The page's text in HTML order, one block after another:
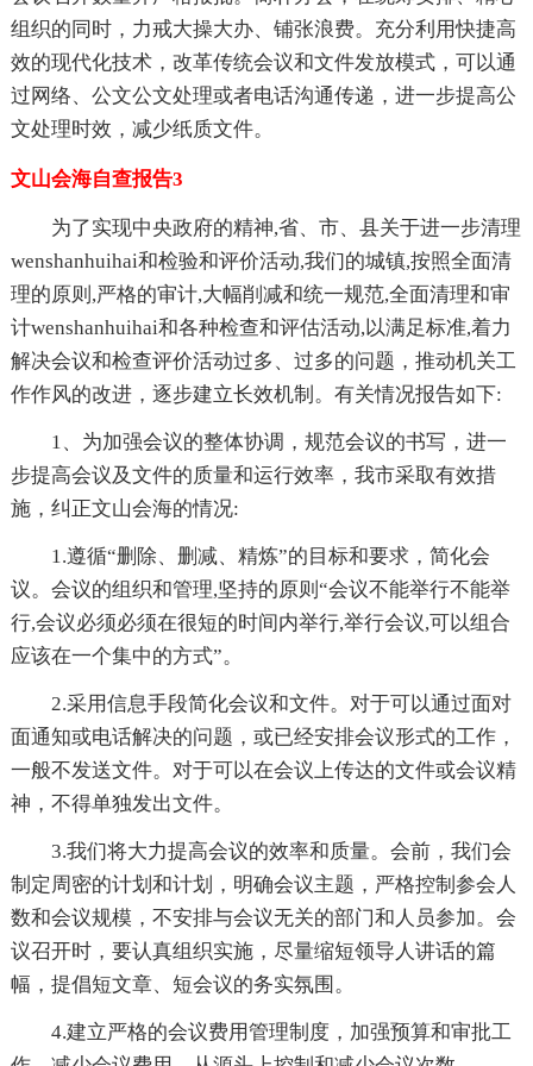
组织的同时，力戒大操大办、铺张浪费。充分利用快捷高
效的现代化技术，改革传统会议和文件发放模式，可以通
过网络、公文公文处理或者电话沟通传递，进一步提高公
文处理时效，减少纸质文件。
文山会海自查报告3
为了实现中央政府的精神,省、市、县关于进一步清理
wenshanhuihai和检验和评价活动,我们的城镇,按照全面清
理的原则,严格的审计,大幅削减和统一规范,全面清理和审
计wenshanhuihai和各种检查和评估活动,以满足标准,着力
解决会议和检查评价活动过多、过多的问题，推动机关工
作作风的改进，逐步建立长效机制。有关情况报告如下:
1、为加强会议的整体协调，规范会议的书写，进一
步提高会议及文件的质量和运行效率，我市采取有效措
施，纠正文山会海的情况:
1.遵循“删除、删减、精炼”的目标和要求，简化会
议。会议的组织和管理,坚持的原则“会议不能举行不能举
行,会议必须必须在很短的时间内举行,举行会议,可以组合
应该在一个集中的方式”。
2.采用信息手段简化会议和文件。对于可以通过面对
面通知或电话解决的问题，或已经安排会议形式的工作，
一般不发送文件。对于可以在会议上传达的文件或会议精
神，不得单独发出文件。
3.我们将大力提高会议的效率和质量。会前，我们会
制定周密的计划和计划，明确会议主题，严格控制参会人
数和会议规模，不安排与会议无关的部门和人员参加。会
议召开时，要认真组织实施，尽量缩短领导人讲话的篇
幅，提倡短文章、短会议的务实氛围。
4.建立严格的会议费用管理制度，加强预算和审批工